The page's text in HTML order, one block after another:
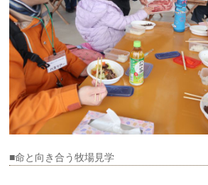
■命と向き合う牧場見学